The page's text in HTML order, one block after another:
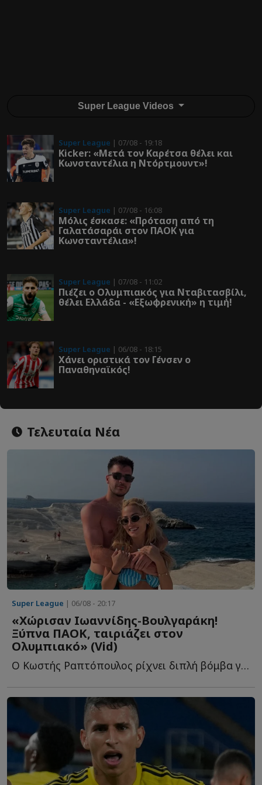
Super League Videos
Super League | 07/08 - 19:18
Kicker: «Μετά τον Καρέτσα θέλει και
Κωνσταντέλια η Ντόρτμουντ»!
Super League | 07/08 - 16:08
Μόλις έσκασε: «Πρόταση από τη
Γαλατάσαράι στον ΠΑΟΚ για
Κωνσταντέλια»!
Super League | 07/08 - 11:02
Πιέζει ο Ολυμπιακός για Νταβιτασβίλι,
θέλει Ελλάδα - «Εξωφρενική» η τιμή!
Super League | 06/08 - 18:15
Χάνει οριστικά τον Γένσεν ο
Παναθηναϊκός!
Τελευταία Νέα
Super League | 06/08 - 20:17
«Χώρισαν Ιωαννίδης-Βουλγαράκη!
Ξύπνα ΠΑΟΚ, ταιριάζει στον
Ολυμπιακό» (Vid)
Ο Κωστής Ραπτόπουλος ρίχνει διπλή βόμβα για τον Φώτη Ι...